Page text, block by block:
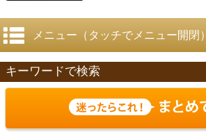
戻る
メニュー（タッチでメニュー開閉）
キーワードで検索